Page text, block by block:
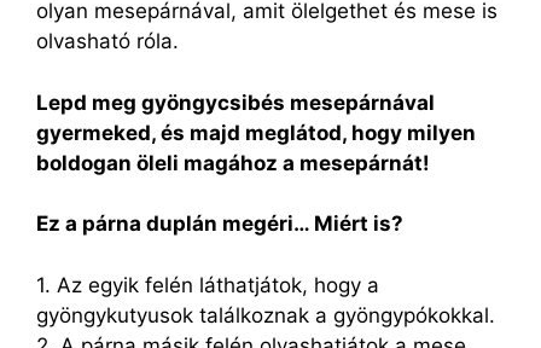
olyan mesepárnával, amit ölelgethet és mese is
olvasható róla.
Lepd meg gyöngycsibés mesepárnával
gyermeked, és majd meglátod, hogy milyen
boldogan öleli magához a mesepárnát!
Ez a párna duplán megéri… Miért is?
1. Az egyik felén láthatjátok, hogy a
gyöngykutyusok találkoznak a gyöngypókokkal.